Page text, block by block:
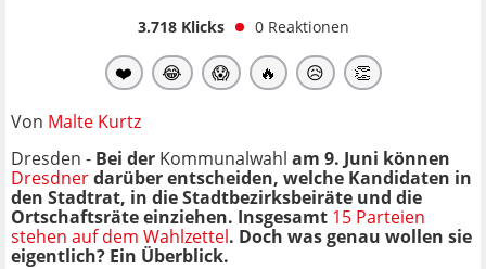
3.718Klicks 0 Reaktionen
❤️ 😂 😱 🔥 😥 👏
Von Malte Kurtz
Dresden - Bei der Kommunalwahl am 9. Juni können
Dresdnerdarüber entscheiden, welche Kandidaten in
den Stadtrat, in die Stadtbezirksbeiräte und die
Ortschaftsräte einziehen. Insgesamt 15 Parteien
stehen auf dem Wahlzettel. Doch was genau wollen sie
eigentlich? Ein Überblick.